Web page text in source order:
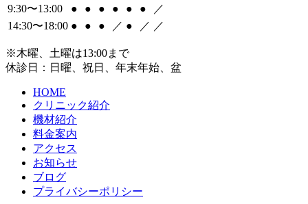
9:30〜13:00
● ● ● ● ● ●
／
14:30〜18:00 ● ● ● ／ ● ／ ／
※木曜、土曜は13:00まで
休診日：日曜、祝日、年末年始、盆
HOME
クリニック紹介
機材紹介
料金案内
アクセス
お知らせ
ブログ
プライバシーポリシー